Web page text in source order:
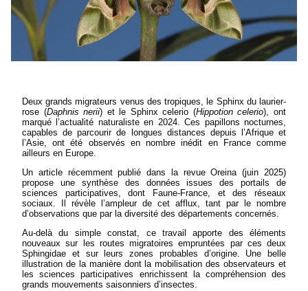
Deux grands migrateurs venus des tropiques, le Sphinx du laurier-
rose (Daphnis nerii) et le Sphinx celerio (Hippotion celerio), ont
marqué l’actualité naturaliste en 2024. Ces papillons nocturnes,
capables de parcourir de longues distances depuis l’Afrique et
l’Asie, ont été observés en nombre inédit en France comme
ailleurs en Europe.
Un article récemment publié dans la revue Oreina (juin 2025)
propose une synthèse des données issues des portails de
sciences participatives, dont Faune-France, et des réseaux
sociaux. Il révèle l’ampleur de cet afflux, tant par le nombre
d’observations que par la diversité des départements concernés.
Au-delà du simple constat, ce travail apporte des éléments
nouveaux sur les routes migratoires empruntées par ces deux
Sphingidae et sur leurs zones probables d’origine. Une belle
illustration de la manière dont la mobilisation des observateurs et
les sciences participatives enrichissent la compréhension des
grands mouvements saisonniers d’insectes.